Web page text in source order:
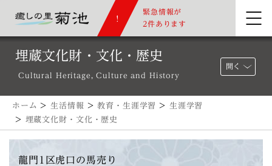
緊急情報が
2件あります
埋蔵文化財・文化・歴史
Cultural Heritage, Culture and History
開く
ホーム >生活情報 >教育・生涯学習 > 生涯学習
> 埋蔵文化財・文化・歴史
龍門1区虎口の馬売り